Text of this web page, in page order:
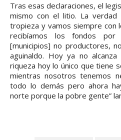
Tras esas declaraciones, el
mismo con el litio. La
tropieza y vamos siempre con
recibíamos los fondos por
[municipios] no productores,
aguinaldo. Hoy ya no
riqueza hoy lo único que tiene
mientras nosotros tenemos
todo lo demás pero ahora
norte porque la pobre gente”